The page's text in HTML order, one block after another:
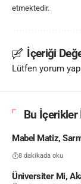
etmektedir.
İçeriği
Lütfen yorum
Bu
Mabel Matiz,
8 dakikada oku
Üniversiter Mi,